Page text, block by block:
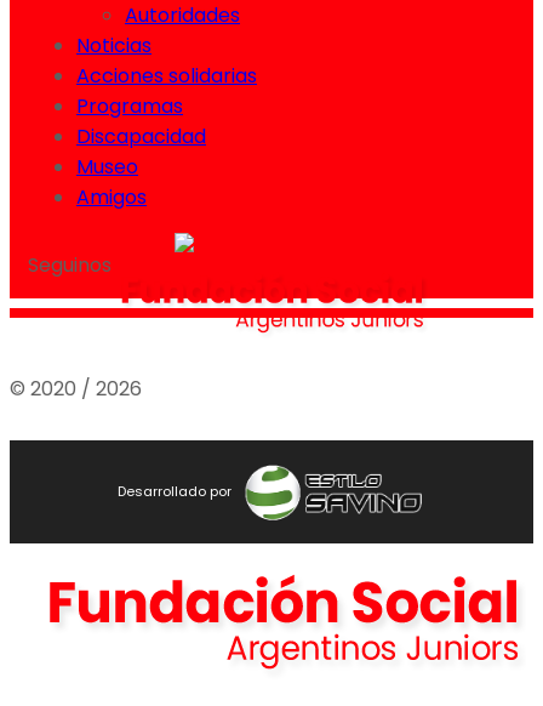
Autoridades
Noticias
Acciones solidarias
Programas
Discapacidad
Museo
Amigos
Seguinos
© 2020 / 2026
Desarrollado por